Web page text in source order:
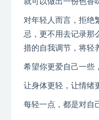
对年轻人而言，拒绝
忌，更不用去记录那
措的自我调节，将轻
希望你更爱自己一些
让身体更轻，让情绪
每轻一点，都是对自